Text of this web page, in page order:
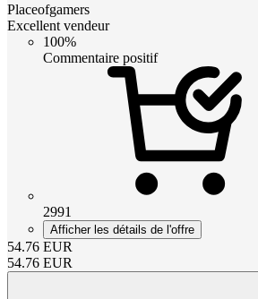
Placeofgamers
Excellent vendeur
100%
Commentaire positif
2991
Afficher les détails de l'offre
54.76 EUR
54.76 EUR